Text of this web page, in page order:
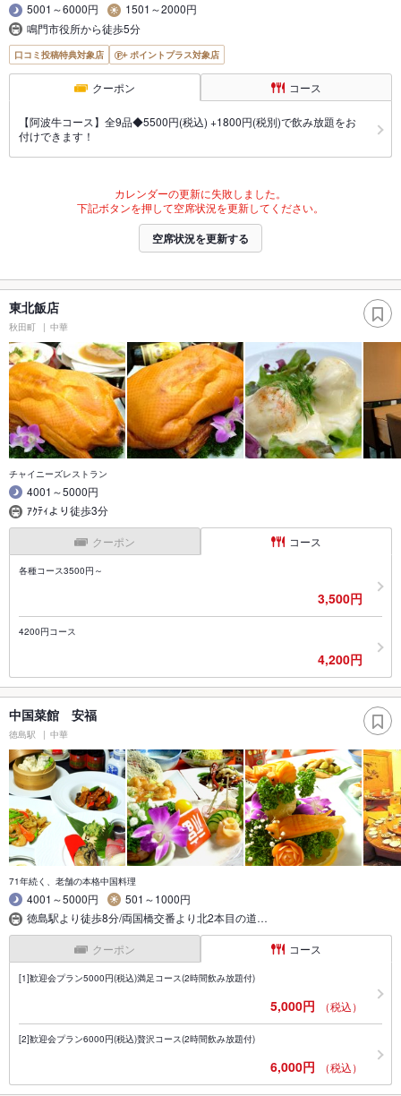
5001～6000円
1501～2000円
鳴門市役所から徒歩5分
口コミ投稿特典対象店 ポイントプラス対象店
クーポン コース
【阿波牛コース】全9品◆5500円(税込) +1800円(税別)で飲み放題をお
付けできます！
カレンダーの更新に失敗しました。
下記ボタンを押して空席状況を更新してください。
空席状況を更新する
東北飯店
秋田町 中華
チャイニーズレストラン
4001～5000円
ｱｸﾃｨより徒歩3分
クーポン コース
各種コース3500円～
3,500円
4200円コース
4,200円
中国菜館 安福
徳島駅 中華
71年続く、老舗の本格中国料理
4001～5000円
501～1000円
徳島駅より徒歩8分/両国橋交番より北2本目の道…
クーポン コース
[1]歓迎会プラン5000円(税込)満足コース(2時間飲み放題付)
5,000円 （税込）
[2]歓迎会プラン6000円(税込)贅沢コース(2時間飲み放題付)
6,000円 （税込）